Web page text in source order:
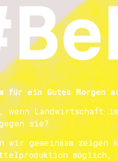
für ein Gutes Morgen
wenn Landwirtschaft
sie?
wir gemeinsam